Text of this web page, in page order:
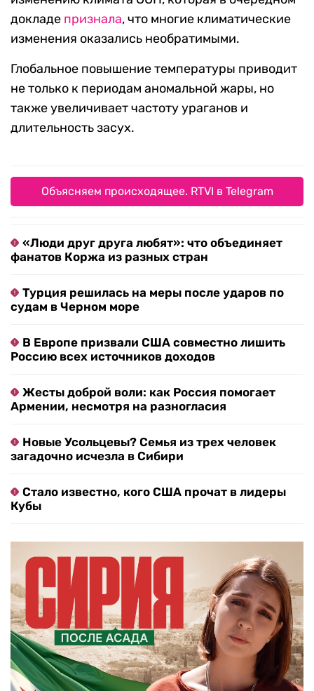
докладе признала, что многие климатические
изменения оказались необратимыми.
Глобальное повышение температуры приводит
не только к периодам аномальной жары, но
также увеличивает частоту ураганов и
длительность засух.
Объясняем происходящее. RTVI в Telegram
«Люди друг друга любят»: что объединяет
фанатов Коржа из разных стран
Турция решилась на меры после ударов по
судам в Черном море
В Европе призвали США совместно лишить
Россию всех источников доходов
Жесты доброй воли: как Россия помогает
Армении, несмотря на разногласия
Новые Усольцевы? Семья из трех человек
загадочно исчезла в Сибири
Стало известно, кого США прочат в лидеры
Кубы